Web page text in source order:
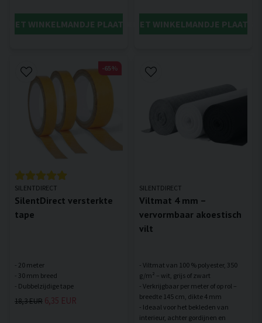
HET WINKELMANDJE PLAATSENIN HET WINKELMANDJE
SILENTDIRECT
SilentDirect versterkte
tape
- 20 meter
- 30 mm breed
18,3 EUR 6,35 EUR
-65%
SILENTDIRECT
Viltmat 4 mm –
vervormbaar akoestisch
vilt
- Viltmat van 100 % polyester, 350
g/m² – wit, grijs of zwart
- Verkrijgbaar per meter of op rol –
breedte 145 cm, dikte 4 mm
- Ideaal voor het bekleden van
interieur, achter gordijnen en